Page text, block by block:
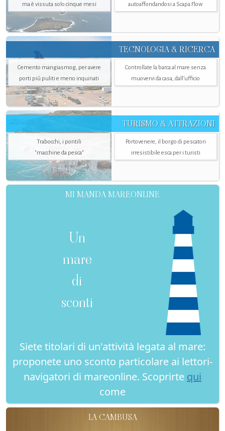
ma è vissuta solo cinque mesi
autoaffondandosi a Scapa Flow
TECNOLOGIA & RICERCA
Cemento mangiasmog, per avere
porti più puliti e meno inquinati
Controllate la barca al mare senza
muovervi da casa, dall’ufficio
TURISMO & ATTRAZIONI
Trabocchi, i pontili
"macchine da pesca"
Portovenere, il borgo di pescatori
irresistibile esca per i turisti
MI MANDA MAREONLINE
Un
mare
di
sconti
Siete titolari di un'attività legata al mare:
proponete uno sconto particolare ai lettori-
navigatori di mareonline. Scoprirte qui
come
LA CAMBUSA